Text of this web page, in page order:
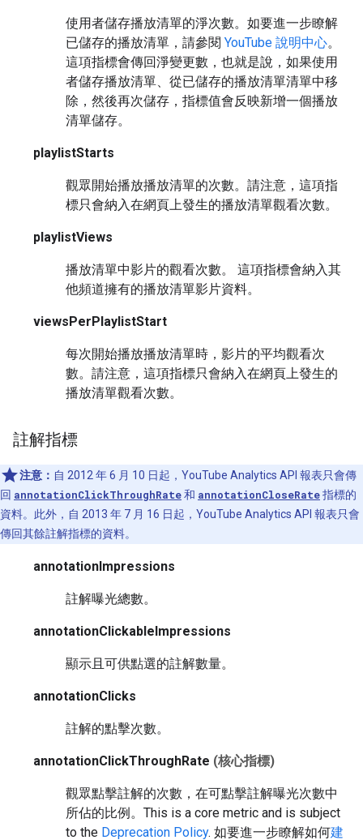
使用者儲存播放清單的淨次數。如要進一步瞭解
已儲存的播放清單，請參閱 YouTube 說明中心。
這項指標會傳回淨變更數，也就是說，如果使用
者儲存播放清單、從已儲存的播放清單清單中移
除，然後再次儲存，指標值會反映新增一個播放
清單儲存。
playlistStarts
觀眾開始播放播放清單的次數。請注意，這項指
標只會納入在網頁上發生的播放清單觀看次數。
playlistViews
播放清單中影片的觀看次數。 這項指標會納入其
他頻道擁有的播放清單影片資料。
viewsPerPlaylistStart
每次開始播放播放清單時，影片的平均觀看次
數。請注意，這項指標只會納入在網頁上發生的
播放清單觀看次數。
註解指標
注意： 自 2012 年 6 月 10 日起，YouTube Analytics API 報表只會傳
回 annotationClickThroughRate和 annotationCloseRate指標的
資料。此外，自 2013 年 7 月 16 日起，YouTube Analytics API 報表只會
傳回其餘註解指標的資料。
annotationImpressions
註解曝光總數。
annotationClickableImpressions
顯示且可供點選的註解數量。
annotationClicks
註解的點擊次數。
annotationClickThroughRate (核心指標)
觀眾點擊註解的次數，在可點擊註解曝光次數中
所佔的比例。 This is a core metric and is subject
to the Deprecation Policy. 如要進一步瞭解如何建